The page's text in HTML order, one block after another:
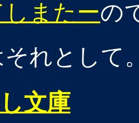
またーの
れとして
文庫